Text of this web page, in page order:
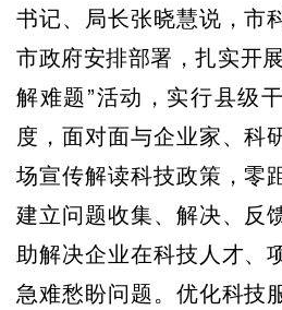
书记、局长张晓慧说，市
市政府安排部署，扎实开
解难题”活动，实行县级
度，面对面与企业家、科
场宣传解读科技政策，零
建立问题收集、解决、反
助解决企业在科技人才、
急难愁盼问题。优化科技